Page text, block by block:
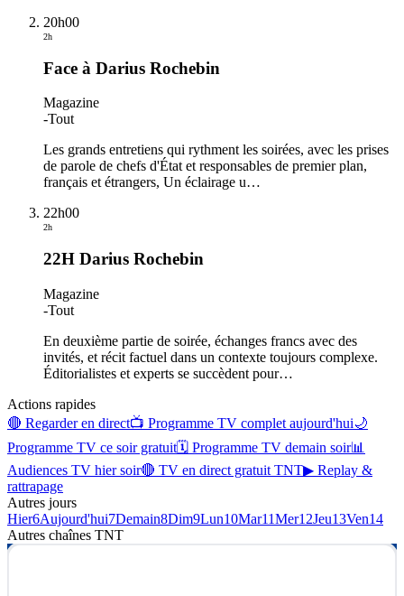
20h00
2h
Face à Darius Rochebin
Magazine
-Tout
Les grands entretiens qui rythment les soirées, avec les prises
de parole de chefs d'État et responsables de premier plan,
français et étrangers, Un éclairage u…
22h00
2h
22H Darius Rochebin
Magazine
-Tout
En deuxième partie de soirée, échanges francs avec des
invités, et récit factuel dans un contexte toujours complexe.
Éditorialistes et experts se succèdent pour…
Actions rapides
🔴 Regarder en direct📺 Programme TV complet aujourd'hui🌙
Programme TV ce soir gratuit🗓 Programme TV demain soir📊
Audiences TV hier soir🔴 TV en direct gratuit TNT▶ Replay &
rattrapage
Autres jours
Hier6Aujourd'hui7Demain8Dim9Lun10Mar11Mer12Jeu13Ven14
Autres chaînes TNT